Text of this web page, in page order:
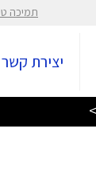
תמיכה
יצירת קשר